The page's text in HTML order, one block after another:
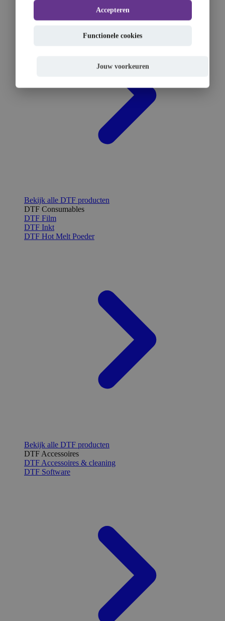
Bekijk alle DTF producten
DTF Consumables
DTF Film
DTF Inkt
DTF Hot Melt Poeder
Bekijk alle DTF producten
DTF Accessoires
DTF Accessoires & cleaning
DTF Software
Accepteren
Functionele cookies
Jouw voorkeuren